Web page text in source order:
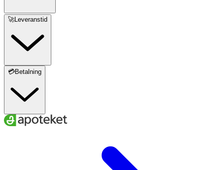
🚀Leveranstid
💳Betalning